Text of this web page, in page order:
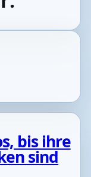
bis ihre
sind